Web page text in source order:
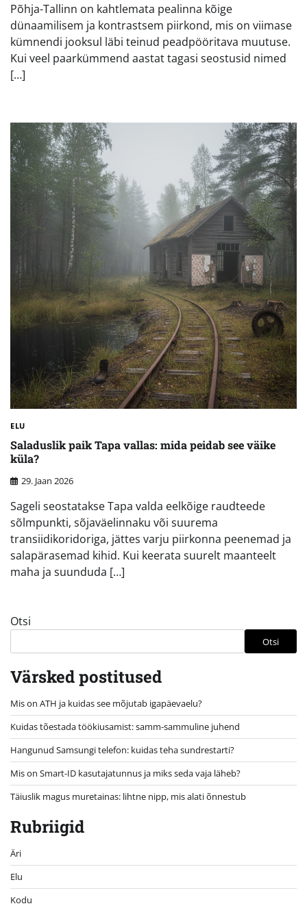
Põhja-Tallinn on kahtlemata pealinna kõige
dünaamilisem ja kontrastsem piirkond, mis on viimase
kümnendi jooksul läbi teinud peadpööritava muutuse.
Kui veel paarkümmend aastat tagasi seostusid nimed
[…]
ELU
Saladuslik paik Tapa vallas: mida peidab see väike
küla?
29. Jaan 2026
Sageli seostatakse Tapa valda eelkõige raudteede
sõlmpunkti, sõjaväelinnaku või suurema
transiidikoridoriga, jättes varju piirkonna peenemad ja
salapärasemad kihid. Kui keerata suurelt maanteelt
maha ja suunduda […]
Otsi
Otsi
Värsked postitused
Mis on ATH ja kuidas see mõjutab igapäevaelu?
Kuidas tõestada töökiusamist: samm-sammuline juhend
Hangunud Samsungi telefon: kuidas teha sundrestarti?
Mis on Smart-ID kasutajatunnus ja miks seda vaja läheb?
Täiuslik magus muretainas: lihtne nipp, mis alati õnnestub
Rubriigid
Äri
Elu
Kodu